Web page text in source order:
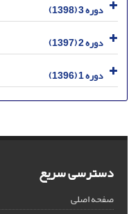
دوره 3 (1398)
دوره 2 (1397)
دوره 1 (1396)
دسترسی سریع
صفحه اصلی